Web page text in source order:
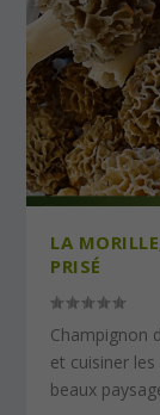
LA
PRISÉ
Champignon
et cuisiner
beaux